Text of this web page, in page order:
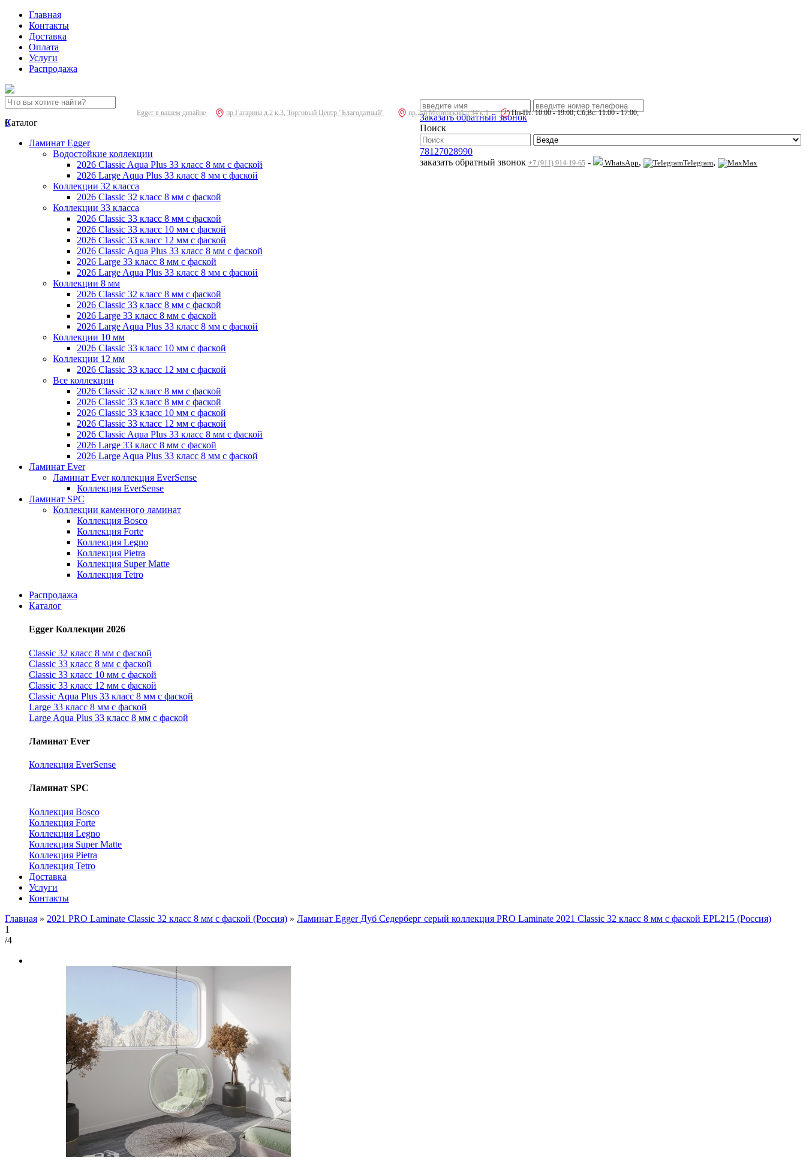
Главная
Контакты
Доставка
Оплата
Услуги
Распродажа
Egger в вашем дизайне пр.Гагарина д.2 к.3, Торговый Центр "Благодатный" пр.2-й Муринский д.34 к.1 Пн-Пт: 10:00 - 19:00; Сб,Вс: 11:00 - 17:00;
Заказать обратный звонок
Поиск
78127028990
заказать обратный звонок +7 (911) 914-19-65 - WhatsApp, Telegram, Max
0
Каталог
Ламинат Egger
Водостойкие коллекции
2026 Classic Aqua Plus 33 класс 8 мм с фаской
2026 Large Aqua Plus 33 класс 8 мм с фаской
Коллекции 32 класса
2026 Classic 32 класс 8 мм с фаской
Коллекции 33 класса
2026 Classic 33 класс 8 мм с фаской
2026 Classic 33 класс 10 мм с фаской
2026 Classic 33 класс 12 мм с фаской
2026 Classic Aqua Plus 33 класс 8 мм с фаской
2026 Large 33 класс 8 мм с фаской
2026 Large Aqua Plus 33 класс 8 мм с фаской
Коллекции 8 мм
2026 Classic 32 класс 8 мм с фаской
2026 Classic 33 класс 8 мм с фаской
2026 Large 33 класс 8 мм с фаской
2026 Large Aqua Plus 33 класс 8 мм с фаской
Коллекции 10 мм
2026 Classic 33 класс 10 мм с фаской
Коллекции 12 мм
2026 Classic 33 класс 12 мм с фаской
Все коллекции
2026 Classic 32 класс 8 мм с фаской
2026 Classic 33 класс 8 мм с фаской
2026 Classic 33 класс 10 мм с фаской
2026 Classic 33 класс 12 мм с фаской
2026 Classic Aqua Plus 33 класс 8 мм с фаской
2026 Large 33 класс 8 мм с фаской
2026 Large Aqua Plus 33 класс 8 мм с фаской
Ламинат Ever
Ламинат Ever коллекция EverSense
Коллекция EverSense
Ламинат SPC
Коллекции каменного ламинат
Коллекция Bosco
Коллекция Forte
Коллекция Legno
Коллекция Pietra
Коллекция Super Matte
Коллекция Tetro
Распродажа
Каталог
Egger Коллекции 2026
Classic 32 класс 8 мм с фаской
Classic 33 класс 8 мм с фаской
Classic 33 класс 10 мм с фаской
Classic 33 класс 12 мм с фаской
Classic Aqua Plus 33 класс 8 мм с фаской
Large 33 класс 8 мм с фаской
Large Aqua Plus 33 класс 8 мм с фаской
Ламинат Ever
Коллекция EverSense
Ламинат SPC
Коллекция Bosco
Коллекция Forte
Коллекция Legno
Коллекция Super Matte
Коллекция Pietra
Коллекция Tetro
Доставка
Услуги
Контакты
Главная » 2021 PRO Laminate Classic 32 класс 8 мм с фаской (Россия) » Ламинат Egger Дуб Седерберг серый коллекция PRO Laminate 2021 Classic 32 класс 8 мм с фаской EPL215 (Россия)
1
/4